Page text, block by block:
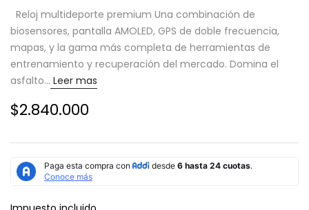
Reloj multideporte premium Una combinación de
biosensores, pantalla AMOLED, GPS de doble frecuencia,
mapas, y la gama más completa de herramientas de
entrenamiento y recuperación del mercado. Domina el
asfalto... Leer mas
$2.840.000